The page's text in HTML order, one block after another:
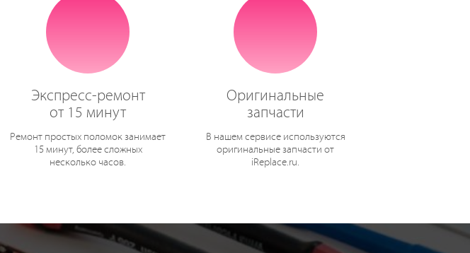
Экспресс-ремонт
от 15 минут
Ремонт простых поломок занимает
15 минут, более сложных
несколько часов.
Оригинальные
запчасти
В нашем сервисе используются
оригинальные запчасти от
iReplace.ru.